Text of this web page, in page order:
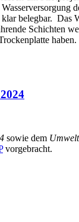
belegbar.
Schichten
sowie dem
vorgebracht.